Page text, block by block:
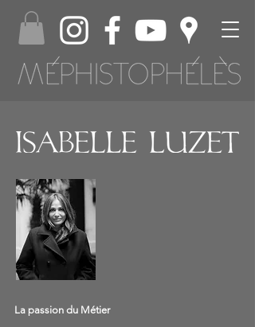
La passion du Métier